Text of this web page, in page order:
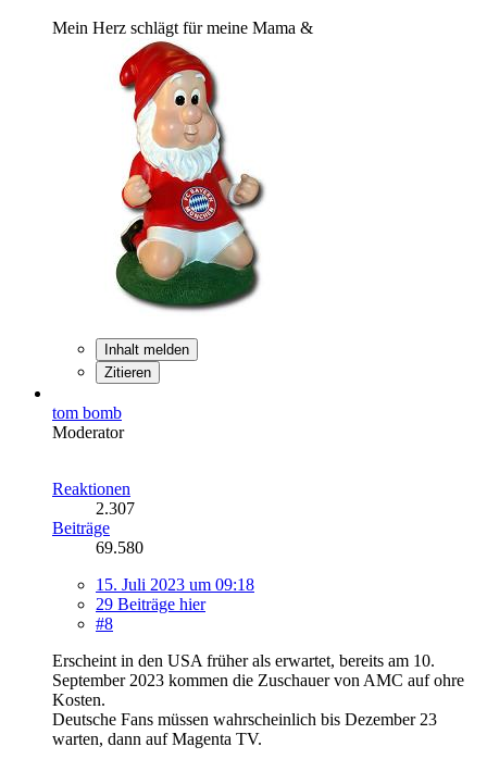
Mein Herz schlägt für meine Mama &
Inhalt melden
Zitieren
tom bomb
Moderator
Reaktionen
2.307
Beiträge
69.580
15. Juli 2023 um 09:18
29 Beiträge hier
#8
Erscheint in den USA früher als erwartet, bereits am 10.
September 2023 kommen die Zuschauer von AMC auf ohre
Kosten.
Deutsche Fans müssen wahrscheinlich bis Dezember 23
warten, dann auf Magenta TV.